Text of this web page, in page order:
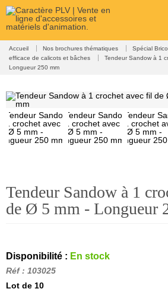
Accueil Nos brochures thématiques Spécial
efficace de calicots et bâches
Tendeur Sandow à 1
Longueur 250 mm
Tendeur Sandow à 1
de Ø 5 mm - Longueur
Disponibilité : En stock
Réf: 103025
Lot de 10